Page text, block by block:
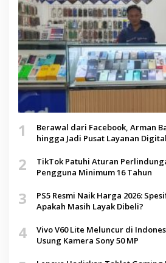
1
Berawal dari Facebook, Arman
hingga Jadi Pusat Layanan
2
TikTok Patuhi Aturan
Pengguna Minimum 16 Tahun
3
PS5 Resmi Naik Harga 2026:
Apakah Masih Layak Dibeli?
4
Vivo V60 Lite Meluncur di
Usung Kamera Sony 50 MP